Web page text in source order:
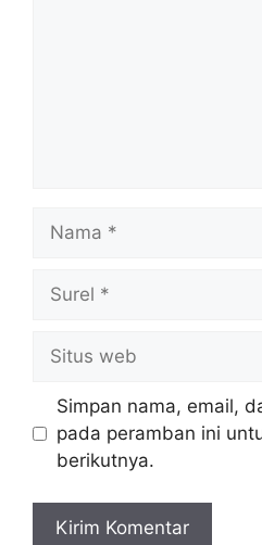
Nama
Surel
Situs
web
Simpan nama, email,
pada peramban ini
berikutnya.